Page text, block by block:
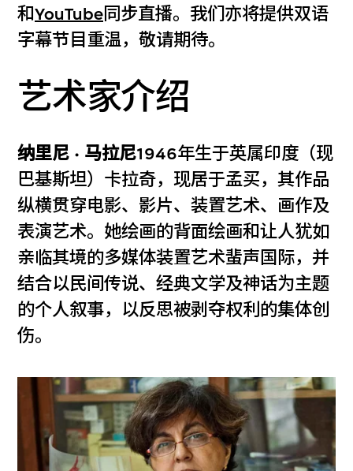
和YouTube同步直播。我们亦将提供双语
字幕节目重温，敬请期待。
艺术家介绍
纳里尼 · 马拉尼1946年生于英属印度（现
巴基斯坦）卡拉奇，现居于孟买，其作品
纵横贯穿电影、影片、装置艺术、画作及
表演艺术。她绘画的背面绘画和让人犹如
亲临其境的多媒体装置艺术蜚声国际，并
结合以民间传说、经典文学及神话为主题
的个人叙事，以反思被剥夺权利的集体创
伤。